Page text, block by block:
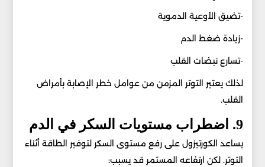
-تضيق الأوعية الدموية
-زيادة ضغط الدم
-تسارع نبضات القلب
لذلك يعتبر التوتر المزمن من عوامل خطر الإصابة بأمراض
القلب.
9. اضطراب مستويات السكر في الدم
يساعد الكورتيزول على رفع مستوى السكر لتوفير الطاقة أثناء
التوتر. لكن ارتفاعه المستمر قد يسبب: